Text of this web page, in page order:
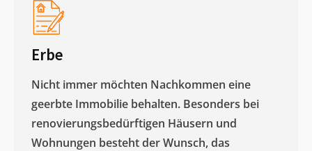
Erbe
Nicht immer möchten Nachkommen eine
geerbte Immobilie behalten. Besonders bei
renovierungsbedürftigen Häusern und
Wohnungen besteht der Wunsch, das